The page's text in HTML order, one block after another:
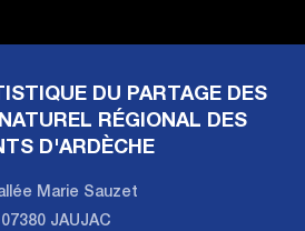
DU PARTAGE DES
RÉGIONAL DES
D'ARDÈCHE
Marie Sauzet
07380 JAUJAC